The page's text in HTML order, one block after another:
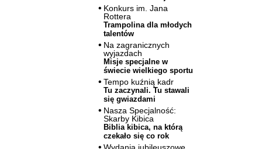
Konkurs im. Jana
Rottera
Trampolina dla młodych
talentów
Na zagranicznych
wyjazdach
Misje specjalne w
świecie wielkiego sportu
Tempo kuźnią kadr
Tu zaczynali. Tu stawali
się gwiazdami
Nasza Specjalność:
Skarby Kibica
Biblia kibica, na którą
czekało się co rok